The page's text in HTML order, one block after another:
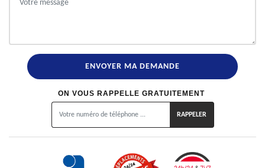
ON VOUS RAPPELLE GRATUITEMENT